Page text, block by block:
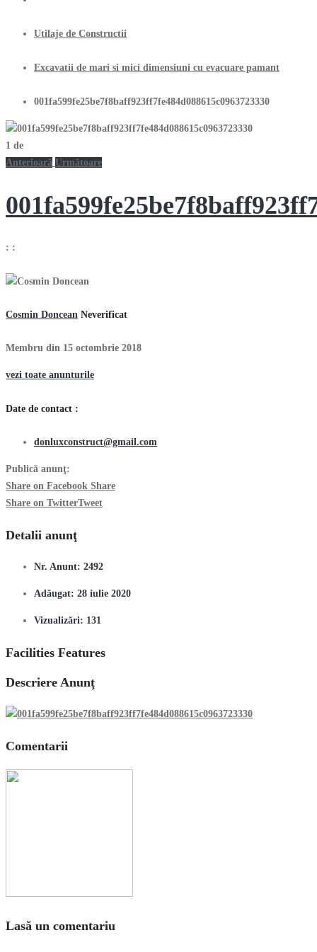
Utilaje de Constructii
Excavatii de mari si mici dimensiuni cu evacuare pamant
001fa599fe25be7f8baff923ff7fe484d088615c0963723330
1 de
Anterioară Următoare
: :
Cosmin Doncean Neverificat
Membru din 15 octombrie 2018
vezi toate anunturile
Date de contact :
donluxconstruct@gmail.com
Publică anunţ:
Share on Facebook Share
Share on TwitterTweet
Detalii anunţ
Nr. Anunt: 2492
Adăugat: 28 iulie 2020
Vizualizări: 131
Facilities Features
Descriere Anunţ
Comentarii
Lasă un comentariu